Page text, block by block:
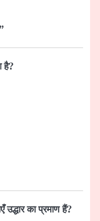
है?
उद्धार का प्रमाण हैं?